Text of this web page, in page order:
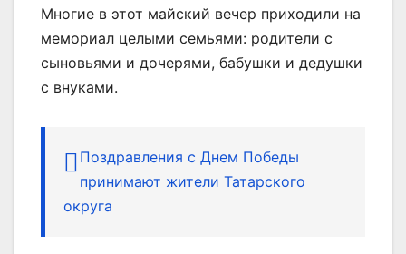
Многие в этот майский вечер приходили на
мемориал целыми семьями: родители с
сыновьями и дочерями, бабушки и дедушки
с внуками.
Поздравления с Днем Победы
принимают жители Татарского
округа